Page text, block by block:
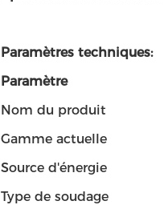
Paramètres techniques:
Paramètre
Nom du produit
Gamme actuelle
Source d'énergie
Type de soudage